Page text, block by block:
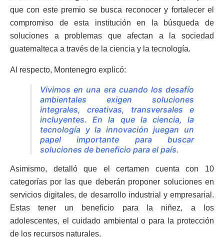
que con este premio se busca reconocer y fortalecer el
compromiso de esta institución en la búsqueda de
soluciones a problemas que afectan a la sociedad
guatemalteca a través de la ciencia y la tecnología.
Al respecto, Montenegro explicó:
Vivimos en una era cuando los desafío
ambientales exigen soluciones
integrales, creativas, transversales e
incluyentes. En la que la ciencia, la
tecnología y la innovación juegan un
papel importante para buscar
soluciones de beneficio para el país.
Asimismo, detalló que el certamen cuenta con 10
categorías por las que deberán proponer soluciones en
servicios digitales, de desarrollo industrial y empresarial.
Estas tener un beneficio para la niñez, a los
adolescentes, el cuidado ambiental o para la protección
de los recursos naturales.